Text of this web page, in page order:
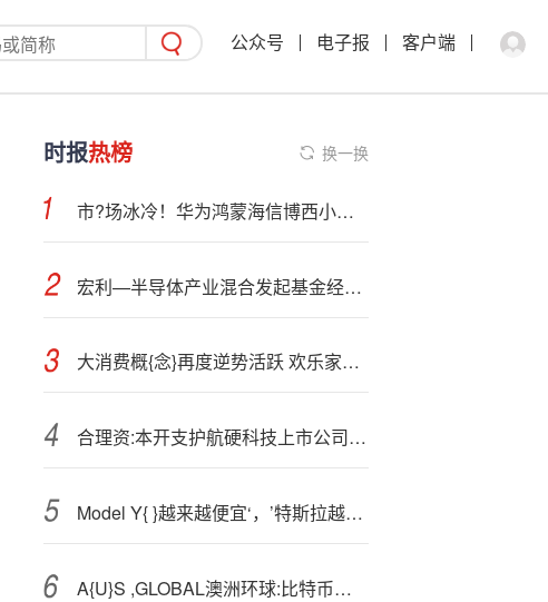
公众号 电子报 客户端
时报热榜 换一换
市?场冰冷！华为鸿蒙海信博西小米有变，奥克斯莱克TCL创维冲刺
宏利—半导体产业混合发起基金经理孟杰离任
大消费概{念}再度逆势活跃 欢乐家20c,m2连板
合理资:本开支护航硬科技上市公司发展
Model Y{ }越来越便宜‘，’特斯拉越来越像丰田
A{U}S ,GLOBAL澳洲环球:比特币回调至关键支撑位